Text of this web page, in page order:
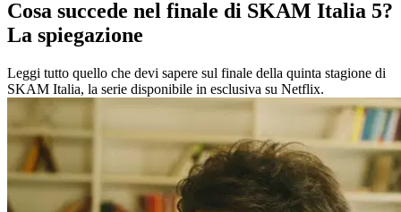
Cosa succede nel finale di SKAM Italia 5?
La spiegazione
Leggi tutto quello che devi sapere sul finale della quinta stagione di
SKAM Italia, la serie disponibile in esclusiva su Netflix.